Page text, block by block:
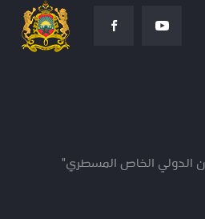
الدولي الخاص المسطري"